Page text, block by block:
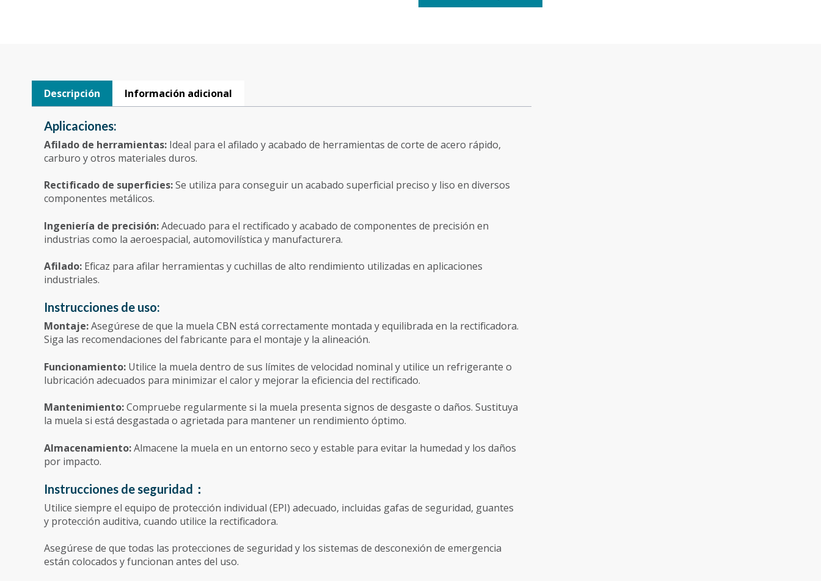
Descripción Información adicional
Aplicaciones:
Afilado de herramientas: Ideal para el afilado y acabado de herramientas de corte de acero rápido,
carburo y otros materiales duros.
Rectificado de superficies:Se utiliza para conseguir un acabado superficial preciso y liso en diversos
componentes metálicos.
Ingeniería de precisión:Adecuado para el rectificado y acabado de componentes de precisión en
industrias como la aeroespacial, automovilística y manufacturera.
Afilado: Eficaz para afilar herramientas y cuchillas de alto rendimiento utilizadas en aplicaciones
industriales.
Instrucciones de uso:
Montaje:Asegúrese de que la muela CBN está correctamente montada y equilibrada en la rectificadora.
Siga las recomendaciones del fabricante para el montaje y la alineación.
Funcionamiento: Utilice la muela dentro de sus límites de velocidad nominal y utilice un refrigerante o
lubricación adecuados para minimizar el calor y mejorar la eficiencia del rectificado.
Mantenimiento:Compruebe regularmente si la muela presenta signos de desgaste o daños. Sustituya
la muela si está desgastada o agrietada para mantener un rendimiento óptimo.
Almacenamiento:Almacene la muela en un entorno seco y estable para evitar la humedad y los daños
por impacto.
Instrucciones de seguridad：
Utilice siempre el equipo de protección individual (EPI) adecuado, incluidas gafas de seguridad, guantes
y protección auditiva, cuando utilice la rectificadora.
Asegúrese de que todas las protecciones de seguridad y los sistemas de desconexión de emergencia
están colocados y funcionan antes del uso.